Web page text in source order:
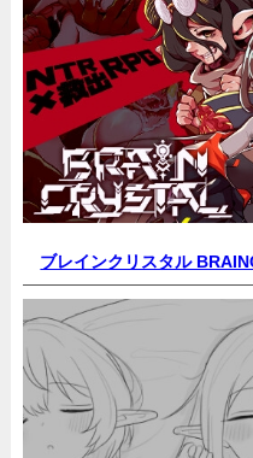
ブレインクリスタル